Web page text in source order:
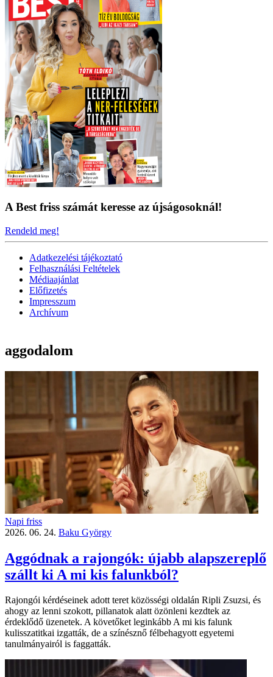
A Best friss számát keresse az újságosoknál!
Rendeld meg!
Adatkezelési tájékoztató
Felhasználási Feltételek
Médiaajánlat
Előfizetés
Impresszum
Archívum
aggodalom
Napi friss
2026. 06. 24. Baku György
Aggódnak a rajongók: újabb alapszereplő
szállt ki A mi kis falunkból?
Rajongói kérdéseinek adott teret közösségi oldalán Ripli Zsuzsi, és
ahogy az lenni szokott, pillanatok alatt özönleni kezdtek az
érdeklődő üzenetek. A követőket leginkább A mi kis falunk
kulisszatitkai izgatták, de a színésznő félbehagyott egyetemi
tanulmányairól is faggatták.